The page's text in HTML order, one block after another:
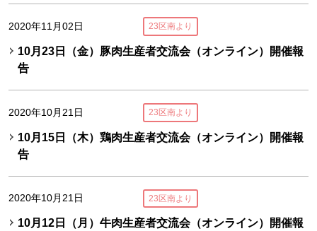
2020年11月02日 23区南より
10月23日（金）豚肉生産者交流会（オンライン）開催報
告
2020年10月21日 23区南より
10月15日（木）鶏肉生産者交流会（オンライン）開催報
告
2020年10月21日 23区南より
10月12日（月）牛肉生産者交流会（オンライン）開催報